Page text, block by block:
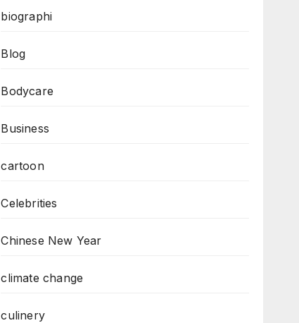
biographi
Blog
Bodycare
Business
cartoon
Celebrities
Chinese New Year
climate change
culinery